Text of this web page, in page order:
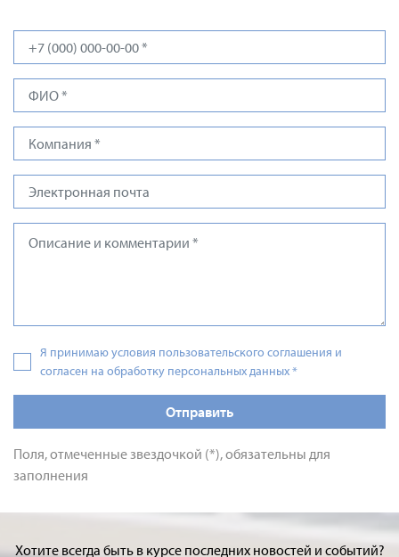
Я принимаю условия пользовательского соглашения и
согласен на обработку персональных данных*
Отправить
Поля, отмеченные звездочкой (*), обязательны для
заполнения
Хотите всегда быть в курсе последних новостей и событий?